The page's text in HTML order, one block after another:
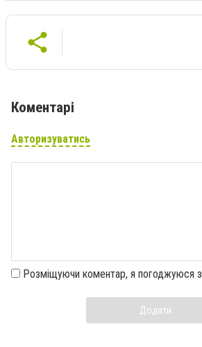
Коментарі
Авторизуватись
Розміщуючи коментар, я погоджуюся з
Додати